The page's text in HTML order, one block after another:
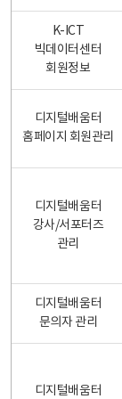
K-ICT
빅데이터센터
회원정보
디지털배움터
홈페이지 회원관리
디지털배움터
강사/서포터즈
관리
디지털배움터
문의자 관리
디지털배움터